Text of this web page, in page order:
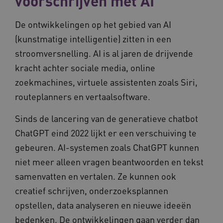
De ontwikkelingen op het gebied van AI
(kunstmatige intelligentie) zitten in een
stroomversnelling. AI is al jaren de drijvende
kracht achter sociale media, online
zoekmachines, virtuele assistenten zoals Siri,
routeplanners en vertaalsoftware.
Sinds de lancering van de generatieve chatbot
ChatGPT eind 2022 lijkt er een verschuiving te
gebeuren. AI-systemen zoals ChatGPT kunnen
niet meer alleen vragen beantwoorden en tekst
samenvatten en vertalen. Ze kunnen ook
creatief schrijven, onderzoeksplannen
opstellen, data analyseren en nieuwe ideeën
bedenken. De ontwikkelingen gaan verder dan
op uw privacy.
Naam
Provider/Domein
__Secure-ROLLOUT_TOKEN
.youtube.com
UMB_SESSION
www.vilans.nl
__Secure-YNID .youtube.com
5
__cf_bm
Cloudflare Inc.
.vimeo.com
50
Google Privacy Policy